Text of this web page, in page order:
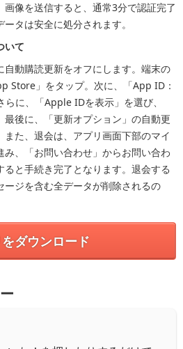
画像を送信すると、通常3分で認証完了
タは安全に処分されます。
いて
動購読更新をオフにします。端末の
Store」をタップ。次に、「App ID：
に、「Apple IDを表示」を選び、
最後に、「更新オプション」の自動更
た、退会は、アプリ画面下部のマイ
、「お問い合わせ」からお問い合わ
と手続き完了となります。退会する
ージを含む全データが削除されるの
ダウンロード